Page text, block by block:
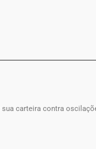
carteira contra